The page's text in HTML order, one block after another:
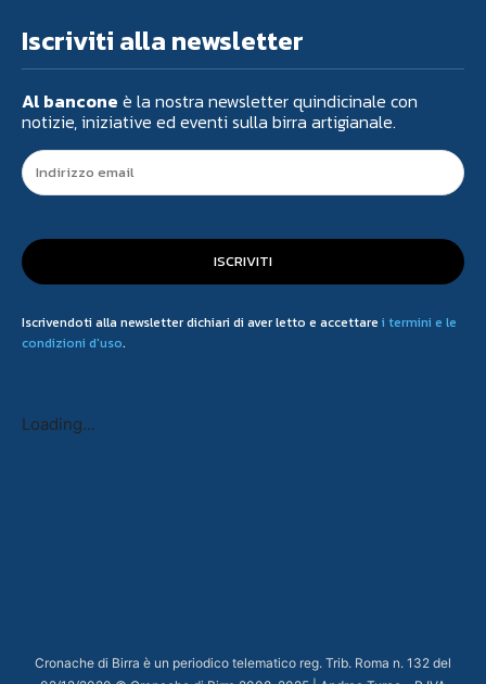
Iscriviti alla newsletter
Al bancone è la nostra newsletter quindicinale con
notizie, iniziative ed eventi sulla birra artigianale.
ISCRIVITI
Iscrivendoti alla newsletter dichiari di aver letto e accettare i termini e le
condizioni d'uso.
Loading...
Cronache di Birra è un periodico telematico reg. Trib. Roma n. 132 del